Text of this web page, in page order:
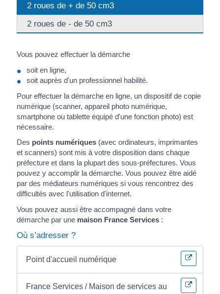
2 roues de + de 50 cm3
2 roues de - de 50 cm3
Vous pouvez effectuer la démarche
soit en ligne,
soit auprès d'un professionnel habilité.
Pour effectuer la démarche en ligne, un dispositif de copie
numérique (scanner, appareil photo numérique,
smartphone ou tablette équipé d'une fonction photo) est
nécessaire.
Des points numériques(avec ordinateurs, imprimantes
et scanners) sont mis à votre disposition dans chaque
préfecture et dans la plupart des sous-préfectures. Vous
pouvez y accomplir la démarche. Vous pouvez être aidé
par des médiateurs numériques si vous rencontrez des
difficultés avec l'utilisation d'internet.
Vous pouvez aussi être accompagné dans votre
démarche par une maison France Services:
Où s’adresser ?
Point d'accueil numérique
France Services / Maison de services au